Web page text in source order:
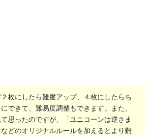
枚にしたら難度アップ、４枚にしたらち
できて、難易度調整もできます。また、
思ったのですが、「ユニコーンは逆さま
どのオリジナルルールを加えるとより難